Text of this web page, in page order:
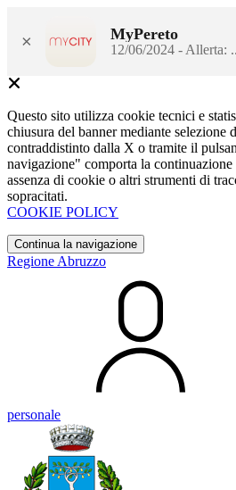
× MyPereto
12/06/2024 - Allerta:
Questo sito utilizza cookie tecnici e
chiusura del banner mediante selezione
contraddistinto dalla X o tramite il
navigazione" comporta la
assenza di cookie o altri strumenti di
sopracitati.
COOKIE POLICY
Continua la navigazione
Regione Abruzzo
personale